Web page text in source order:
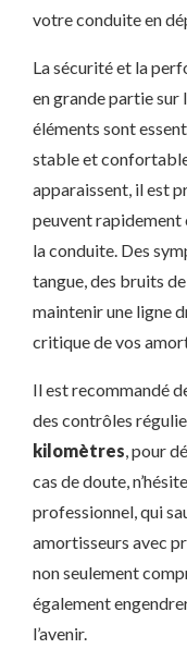
votre conduite en
La sécurité et la
en grande partie sur
éléments sont
stable et
apparaissent, il est
peuvent
la conduite. Des
tangue, des bruits
maintenir une ligne
critique de vos
Il est recommandé
des contrôles
kilomètres , pour
cas de doute,
professionnel, qui
amortisseurs avec
non seulement
également
l’avenir.